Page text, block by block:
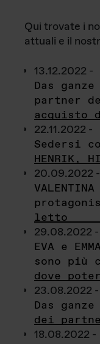
Qui trovate i
attuali e il
13.12.2022 -
Das
partner
acquisto
22.11.2022 -
Sedersi
HENRIK,
20.09.2022 -
letto
29.08.2022 -
EVA e
sono più
dove
23.08.2022 -
Das
dei
18.08.2022 -